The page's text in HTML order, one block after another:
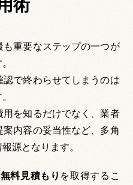
術
も重要なステップの一つが
で終わらせてしまうのは
用を知るだけでなく、業者
内容の妥当性など、多角
源となります。
無料見積もり を取得するこ